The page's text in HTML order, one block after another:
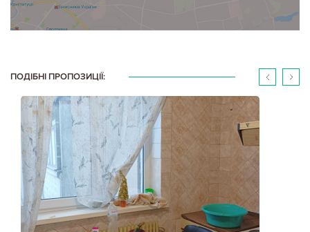
ПОДІБНІ ПРОПОЗИЦІЇ: